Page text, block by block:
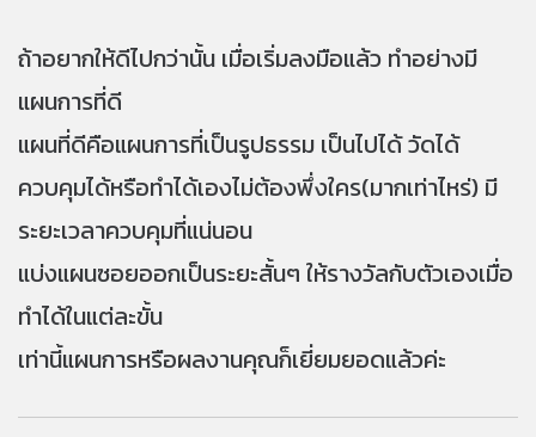
ถ้าอยากให้ดีไปกว่านั้น เมื่อเริ่มลงมือแล้ว ทำอย่างมี
แผนการที่ดี
แผนที่ดีคือแผนการที่เป็นรูปธรรม เป็นไปได้ วัดได้
ควบคุมได้หรือทำได้เองไม่ต้องพึ่งใคร(มากเท่าไหร่) มี
ระยะเวลาควบคุมที่แน่นอน
แบ่งแผนซอยออกเป็นระยะสั้นๆ ให้รางวัลกับตัวเองเมื่อ
ทำได้ในแต่ละขั้น
เท่านี้แผนการหรือผลงานคุณก็เยี่ยมยอดแล้วค่ะ